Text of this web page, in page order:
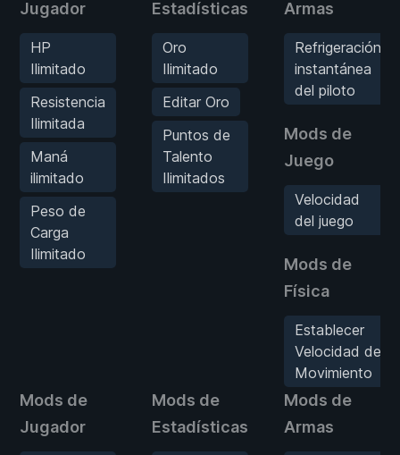
Jugador
HP
Ilimitado
Resistencia
Ilimitada
Maná
ilimitado
Peso de
Carga
Ilimitado
Estadísticas
Oro
Ilimitado
Editar Oro
Puntos de
Talento
Ilimitados
Armas
Refrigeración
instantánea
del piloto
Mods de
Juego
Velocidad
del juego
Mods de
Física
Establecer
Velocidad de
Movimiento
Mods de
Jugador
Mods de
Estadísticas
Mods de
Armas